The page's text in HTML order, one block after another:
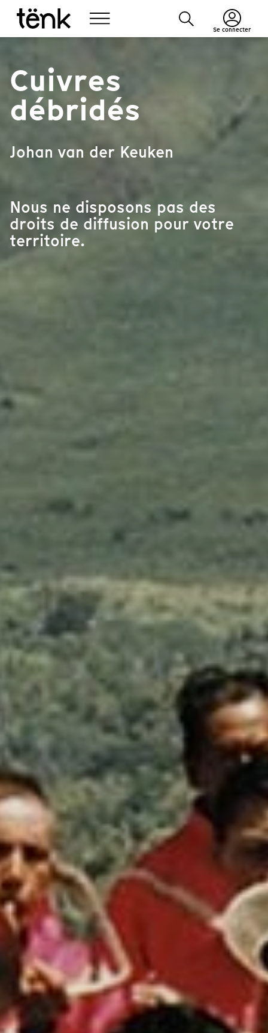
Se connecter
Cuivres
débridés
Johan van der Keuken
Nous ne disposons pas des
droits de diffusion pour votre
territoire.